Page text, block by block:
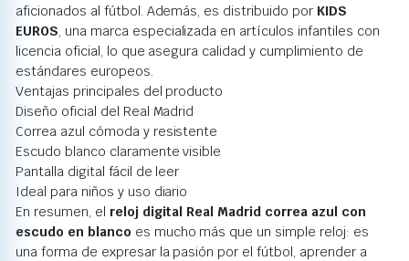
aficionados al fútbol. Además, es distribuido por KIDS
EUROS, una marca especializada en artículos infantiles con
licencia oficial, lo que asegura calidad y cumplimiento de
estándares europeos.
Ventajas principales del producto
Diseño oficial del Real Madrid
Correa azul cómoda y resistente
Escudo blanco claramente visible
Pantalla digital fácil de leer
Ideal para niños y uso diario
En resumen, el reloj digital Real Madrid correa azul con
escudo en blanco es mucho más que un simple reloj: es
una forma de expresar la pasión por el fútbol, aprender a